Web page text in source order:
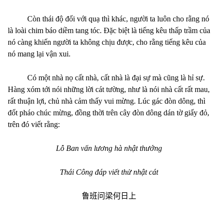
Còn thái độ đối với quạ thì khác, người ta luôn cho rằng nó
là loài chim báo diềm tang tóc. Đặc biệt là tiếng kêu thấp trầm của
nó càng khiến người ta không chịu được, cho rằng tiếng kêu của
nó mang lại vận xui.
Có một nhà nọ cất nhà, cất nhà là đại sự mà cũng là hỉ sự.
Hàng xóm tới nói những lời cát tường, như là nói nhà cất rất mau,
rất thuận lợi, chủ nhà cảm thấy vui mừng. Lúc gác đòn dông, thì
đốt pháo chúc mừng, đồng thời trên cây đòn dông dán tờ giấy đỏ,
trên đó viết rằng:
Lỗ Ban vấn lương hà nhật thướng
Thái Công đáp viết thử nhật cát
鲁班问梁何日上